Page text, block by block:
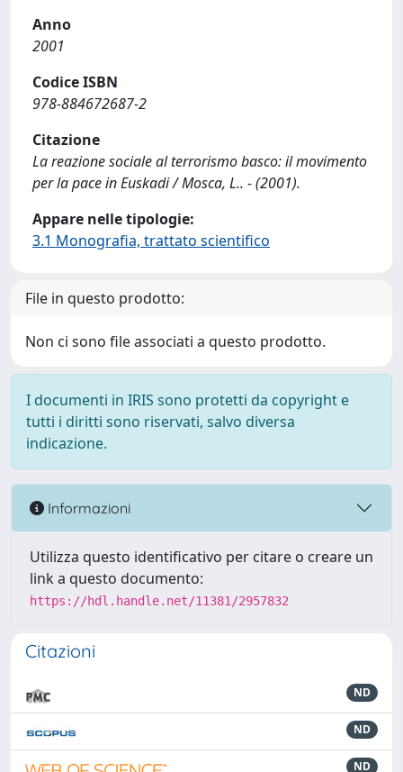
Anno
2001
Codice ISBN
978-884672687-2
Citazione
La reazione sociale al terrorismo basco: il movimento
per la pace in Euskadi / Mosca, L.. - (2001).
Appare nelle tipologie:
3.1 Monografia, trattato scientifico
File in questo prodotto:
Non ci sono file associati a questo prodotto.
I documenti in IRIS sono protetti da copyright e
tutti i diritti sono riservati, salvo diversa
indicazione.
Informazioni
Utilizza questo identificativo per citare o creare un
link a questo documento:
https://hdl.handle.net/11381/2957832
Citazioni
ND
ND
ND